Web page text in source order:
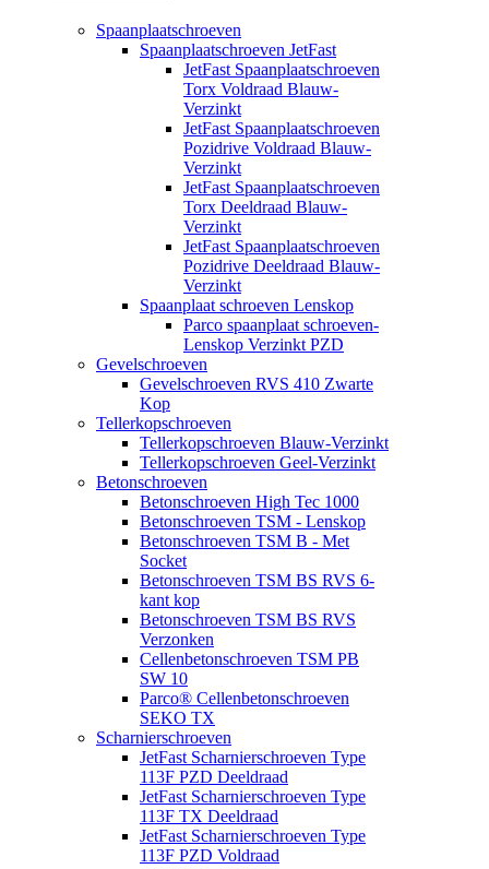
Spaanplaatschroeven
Spaanplaatschroeven JetFast
JetFast Spaanplaatschroeven
Torx Voldraad Blauw-
Verzinkt
JetFast Spaanplaatschroeven
Pozidrive Voldraad Blauw-
Verzinkt
JetFast Spaanplaatschroeven
Torx Deeldraad Blauw-
Verzinkt
JetFast Spaanplaatschroeven
Pozidrive Deeldraad Blauw-
Verzinkt
Spaanplaat schroeven Lenskop
Parco spaanplaat schroeven-
Lenskop Verzinkt PZD
Gevelschroeven
Gevelschroeven RVS 410 Zwarte
Kop
Tellerkopschroeven
Tellerkopschroeven Blauw-Verzinkt
Tellerkopschroeven Geel-Verzinkt
Betonschroeven
Betonschroeven High Tec 1000
Betonschroeven TSM - Lenskop
Betonschroeven TSM B - Met
Socket
Betonschroeven TSM BS RVS 6-
kant kop
Betonschroeven TSM BS RVS
Verzonken
Cellenbetonschroeven TSM PB
SW 10
Parco® Cellenbetonschroeven
SEKO TX
Scharnierschroeven
JetFast Scharnierschroeven Type
113F PZD Deeldraad
JetFast Scharnierschroeven Type
113F TX Deeldraad
JetFast Scharnierschroeven Type
113F PZD Voldraad